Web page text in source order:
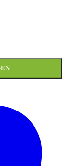
12 INCH A